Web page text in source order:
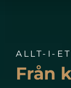
✔ Matsmältning⁹
✔ Benhälsa¹¹
✔ Ögonhälsa¹²
ALLT-I-
Från